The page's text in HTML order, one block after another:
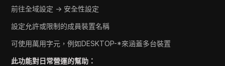
前往全域設定 → 安全性設定
設定允許或限制的成員裝置名稱
可使用萬用字元，例如DESKTOP-*來涵蓋多台裝置
此功能對日常營運的幫助：